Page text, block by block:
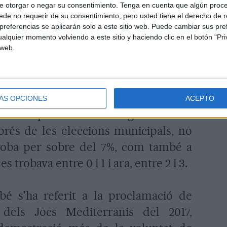
otorgar o negar su consentimiento. Tenga en cuenta que algún
no requerir de su consentimiento, pero usted tiene el derecho de
se aplicarán solo a este sitio web. Puede cambiar sus
momento volviendo a este sitio y haciendo clic en el botón
OPCIONES ACEPTO
ha una recuperació en la confiança
d'Esquerra". Junqueras ha
són conscients que les enquestes
que estan "molt contents veient
a ERC creix més setmana rere
municipals". Junqueras ha fet
que mostrava l'augment de la
de les eleccions municipals, no
per sobre del 7%, com també a
trobava entre 0 i 1 i ara, entre 2 i 3.
s'ha referit a la proclamació de
Jocs Mediterranis del 2017,